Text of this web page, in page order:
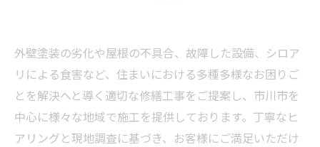
外壁塗装の劣化や屋根の不具合、故障した設備、シロア
リによる食害など、住まいにおける多種多様なお困りご
とを解決へと導く適切な修繕工事をご提案し、市川市を
中心に様々な地域で施工を提供しております。丁寧なヒ
アリングと現地調査に基づき、お客様にご満足いただけ